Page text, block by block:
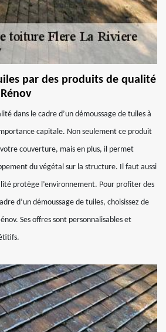
par des produits de qualité
dans le cadre d’un démoussage de tuiles à
capitale. Non seulement ce produit
couverture, mais en plus, il permet
du végétal sur la structure. Il faut aussi
protège l’environnement. Pour profiter des
d’un démoussage de tuiles, choisissez de
Ses offres sont personnalisables et